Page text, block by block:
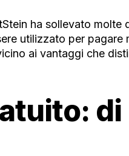
ha sollevato
utilizzato per
ai vantaggi che